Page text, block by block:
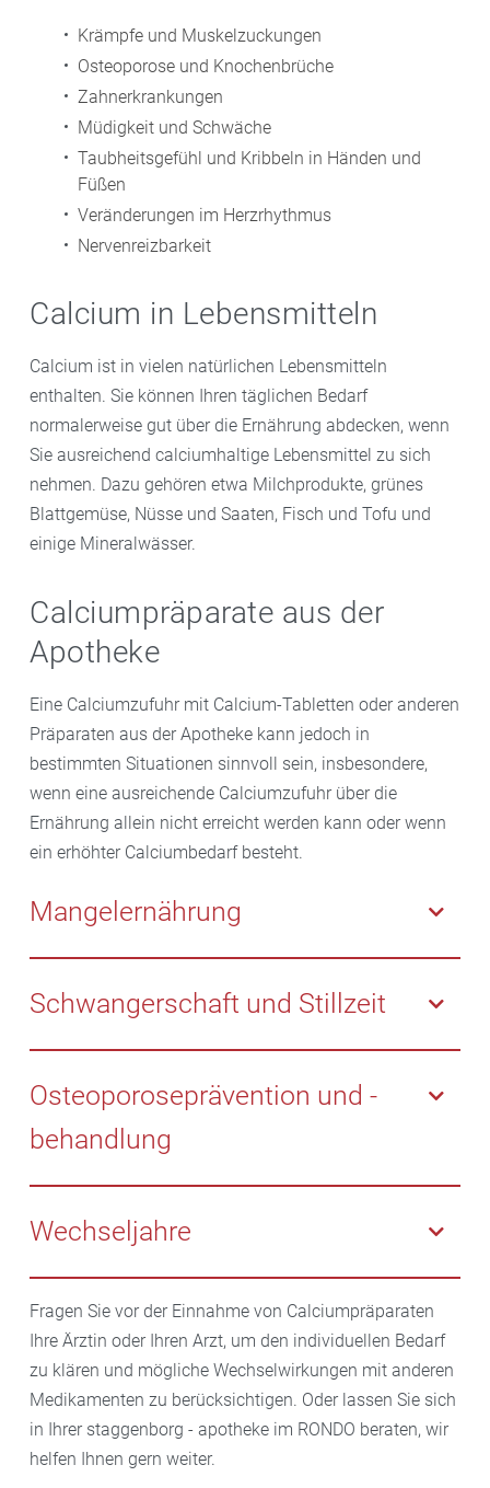
Krämpfe und Muskelzuckungen
Osteoporose und Knochenbrüche
Zahnerkrankungen
Müdigkeit und Schwäche
Taubheitsgefühl und Kribbeln in Händen und
Füßen
Veränderungen im Herzrhythmus
Nervenreizbarkeit
Calcium in Lebensmitteln
Calcium ist in vielen natürlichen Lebensmitteln
enthalten. Sie können Ihren täglichen Bedarf
normalerweise gut über die Ernährung abdecken, wenn
Sie ausreichend calciumhaltige Lebensmittel zu sich
nehmen. Dazu gehören etwa Milchprodukte, grünes
Blattgemüse, Nüsse und Saaten, Fisch und Tofu und
einige Mineralwässer.
Calciumpräparate aus der
Apotheke
Eine Calciumzufuhr mit Calcium-Tabletten oder anderen
Präparaten aus der Apotheke kann jedoch in
bestimmten Situationen sinnvoll sein, insbesondere,
wenn eine ausreichende Calciumzufuhr über die
Ernährung allein nicht erreicht werden kann oder wenn
ein erhöhter Calciumbedarf besteht.
Mangelernährung
Wenn Sie aufgrund einer unzureichenden Zufuhr
calciumreicher Lebensmittel einen niedrigen
Calciumspiegel im Körper haben, kann die Einnahme
von Calciumpräparaten helfen, den Mangel
auszugleichen und die Gesundheit zu verbessern.
Schwangerschaft und Stillzeit
Schwangere und stillende Frauen haben einen
erhöhten Calciumbedarf, um die Bedürfnisse des
wachsenden Babys zu decken. In einigen Fällen kann
die Einnahme von Calciumpräparaten während dieser
Osteoporoseprävention und -
behandlung
Menschen mit einem erhöhten Risiko für Osteoporose
oder bereits diagnostizierter Osteoporose können von
der Einnahme von Calciumpräparaten profitieren, um
die Knochengesundheit zu unterstützen und das
Risiko von Frakturen zu verringern.
Wechseljahre
Frauen in denWechseljahrenhaben ein erhöhtes
Risiko für Knochenabbau aufgrund hormoneller
Veränderungen. Die Einnahme von
Calciumpräparaten kann dazu beitragen, die
Knochengesundheit während dieser Phase zu
erhalten.
Fragen Sie vor der Einnahme von Calciumpräparaten
Ihre Ärztin oder Ihren Arzt, um den individuellen Bedarf
zu klären und mögliche Wechselwirkungen mit anderen
Medikamenten zu berücksichtigen. Oder lassen Sie sich
in Ihrer staggenborg - apotheke im RONDO beraten, wir
helfen Ihnen gern weiter.